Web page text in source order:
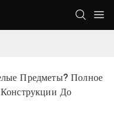
Предметы? Полное
До